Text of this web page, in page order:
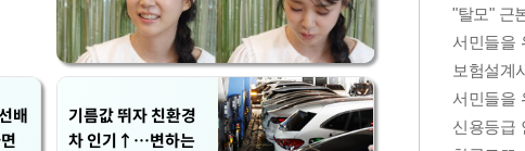
배
기름값 뛰자 친환경
차 인기↑…변하는